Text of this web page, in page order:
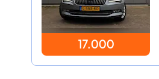
17.000